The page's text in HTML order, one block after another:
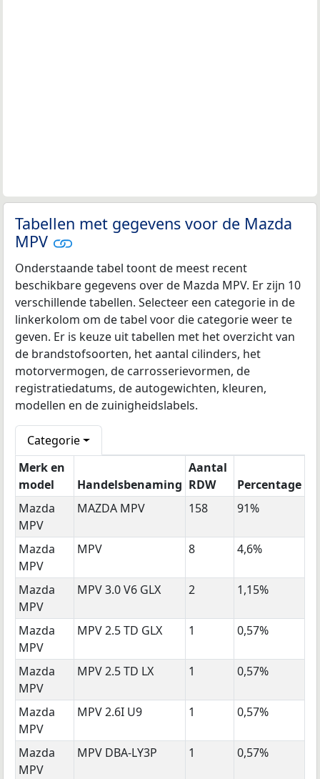
Tabellen met gegevens voor de Mazda
MPV
Onderstaande tabel toont de meest recent
beschikbare gegevens over de Mazda MPV. Er zijn 10
verschillende tabellen. Selecteer een categorie in de
linkerkolom om de tabel voor die categorie weer te
geven. Er is keuze uit tabellen met het overzicht van
de brandstofsoorten, het aantal cilinders, het
motorvermogen, de carrosserievormen, de
registratiedatums, de autogewichten, kleuren,
modellen en de zuinigheidslabels.
Categorie
Merk en
model
Handelsbenaming
Aantal
RDW
Percentage
Mazda
MPV
MAZDA MPV 158 91%
Mazda
MPV
MPV 8 4,6%
Mazda
MPV
MPV 3.0 V6 GLX 2 1,15%
Mazda
MPV
MPV 2.5 TD GLX 1 0,57%
Mazda
MPV
MPV 2.5 TD LX 1 0,57%
Mazda
MPV
MPV 2.6I U9 1 0,57%
Mazda
MPV
MPV DBA-LY3P 1 0,57%